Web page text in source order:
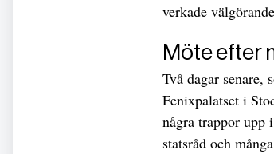
verkade
Möte efter
Två dagar senare,
Fenixpalatset i
några trappor upp
statsråd och